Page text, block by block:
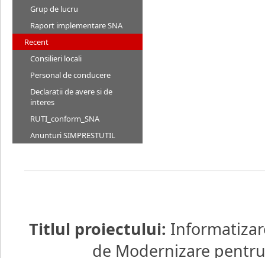
Grup de lucru
Raport implementare SNA
Recent
Consilieri locali
Personal de conducere
Declaratii de avere si de
interes
RUTI_conform_SNA
Anunturi SIMPRESTUTIL
Titlul proiectului:
de Modernizare